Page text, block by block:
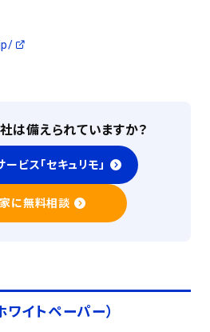
は備えられていますか？
ビス「セキュリモ」
に無料相談
イトペーパー）